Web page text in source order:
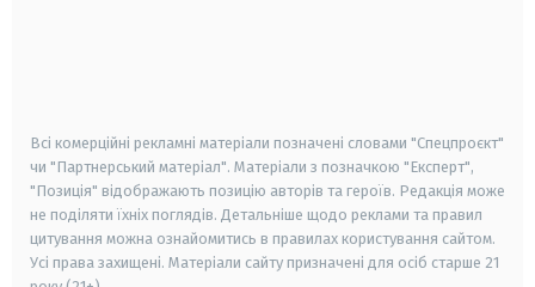
Всі комерційні рекламні матеріали позначені словами "Спецпроєкт"
чи "Партнерський матеріал". Матеріали з позначкою "Експерт",
"Позиція" відображають позицію авторів та героїв. Редакція може
не поділяти їхніх поглядів. Детальніше щодо реклами та правил
цитування можна ознайомитись в правилах користування сайтом.
Усі права захищені. Матеріали сайту призначені для осіб старше 21